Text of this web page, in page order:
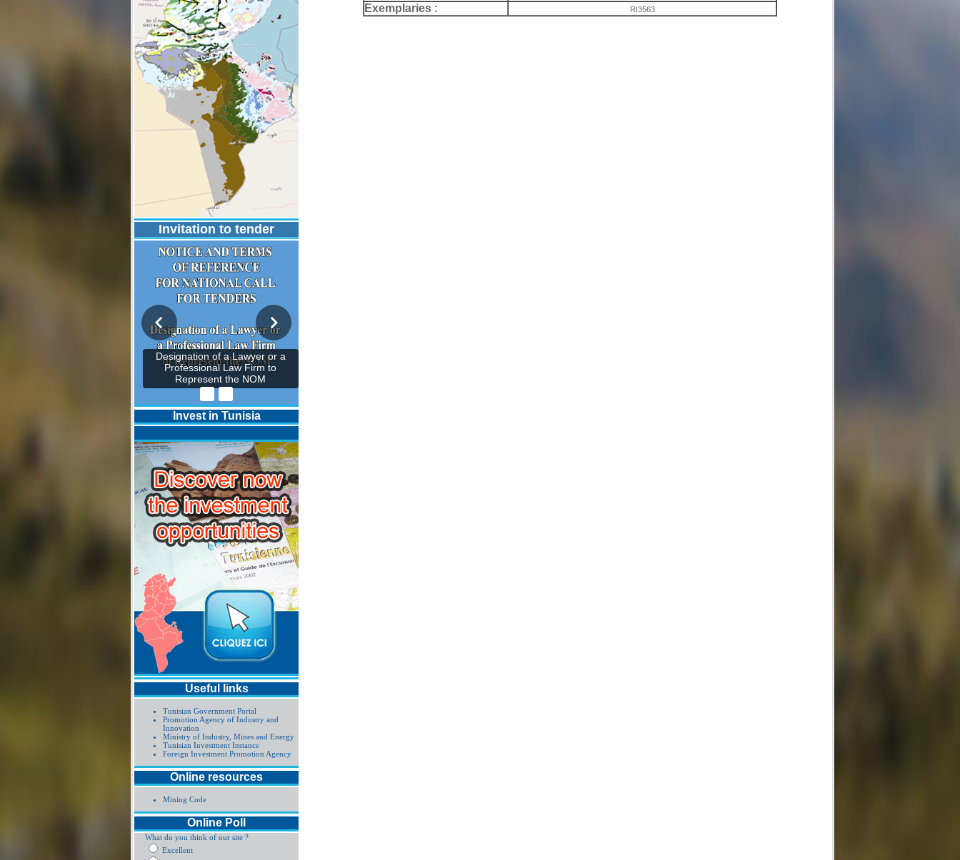
Invitation to tender
Designation of a Lawyer or a
Professional Law Firm to
Represent the NOM
Invest in Tunisia
Useful links
Tunisian Government Portal
Promotion Agency of Industry and
Innovation
Ministry of Industry, Mines and Energy
Tunisian Investment Instance
Foreign Investment Promotion Agency
Online resources
Mining Code
Online Poll
What do you think of our site ?
Excellent
Exemplaries : RI3563